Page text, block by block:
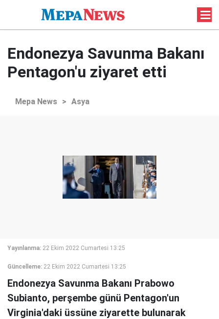
Endonezya Savunma Bakanı
Pentagon'u ziyaret etti
Mepa News > Asya
Yayınlanma: 22 Ekim 2022 Cumartesi 13:25
Güncelleme: 22 Ekim 2022 Cumartesi 13:25
Endonezya Savunma Bakanı Prabowo
Subianto, perşembe günü Pentagon'un
Virginia'daki üssüne ziyarette bulunarak